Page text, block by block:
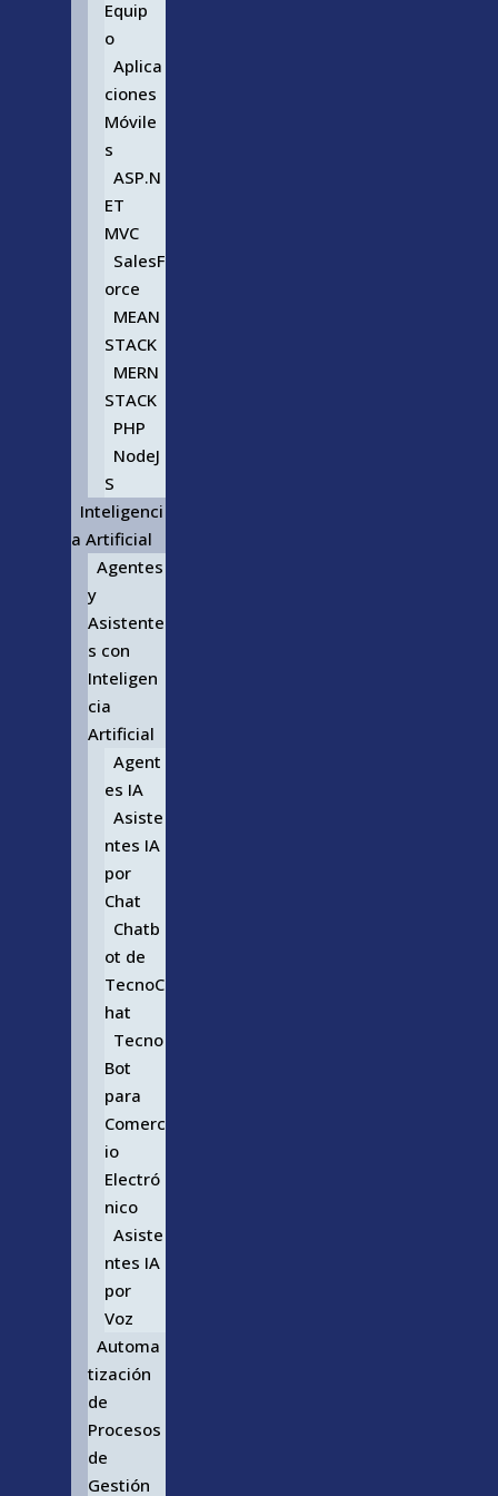
Equip
o
Aplica
ciones
Móvile
s
ASP.N
ET
MVC
SalesF
orce
MEAN
STACK
MERN
STACK
PHP
NodeJ
S
Inteligenci
a Artificial
Agentes
y
Asistente
s con
Inteligen
cia
Artificial
Agent
es IA
Asiste
ntes IA
por
Chat
Chatb
ot de
TecnoC
hat
Tecno
Bot
para
Comerc
io
Electró
nico
Asiste
ntes IA
por
Voz
Automa
tización
de
Procesos
de
Gestión